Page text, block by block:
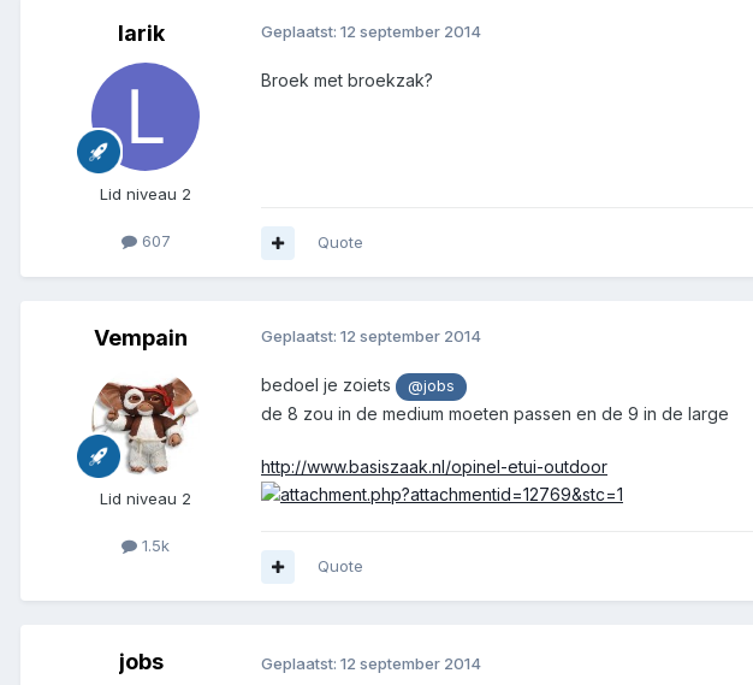
larik
Lid niveau 2
607
Geplaatst: 12 september 2014
Broek met broekzak?
Quote
Vempain
Lid niveau 2
1.5k
Geplaatst: 12 september 2014
bedoel je zoiets @jobs
de 8 zou in de medium moeten passen en de 9 in de large
http://www.basiszaak.nl/opinel-etui-outdoor
Quote
jobs Geplaatst: 12 september 2014